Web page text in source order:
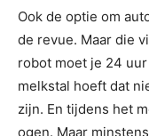
Ook de optie om
de revue. Maar die
robot moet je 24
melkstal hoeft dat
zijn. En tijdens het
ogen. Maar